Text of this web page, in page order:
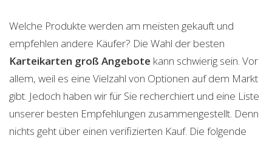
Welche Produkte werden am meisten gekauft und
empfehlen andere Käufer? Die Wahl der besten
Karteikarten groß Angebote kann schwierig sein. Vor
allem, weil es eine Vielzahl von Optionen auf dem Markt
gibt. Jedoch haben wir für Sie recherchiert und eine Liste
unserer besten Empfehlungen zusammengestellt. Denn
nichts geht über einen verifizierten Kauf. Die folgende